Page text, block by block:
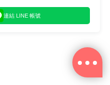
連結 LINE 帳號